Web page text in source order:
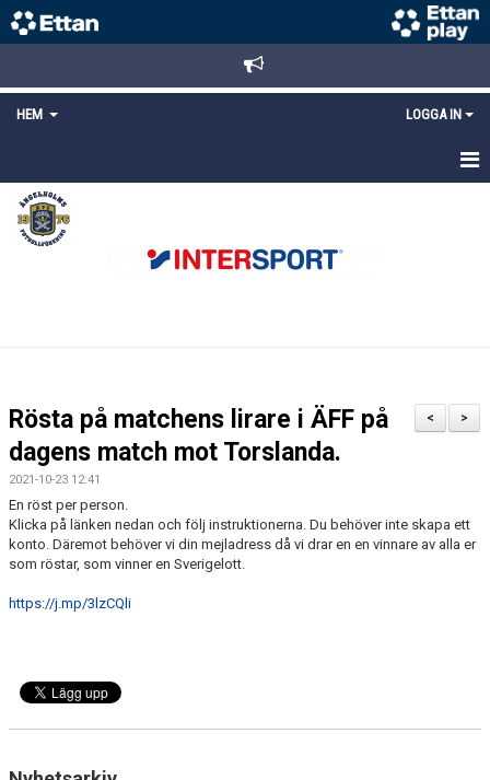
HEM LOGGA IN
STARTSIDA
NYHETER
LÄNKAR
MEDLEMS OCH TRÄNINGSAVGIFTER
>
<
Rösta på matchens lirare i ÄFF på
dagens match mot Torslanda.
2021-10-23 12:41
En röst per person.
Klicka på länken nedan och följ instruktionerna. Du behöver inte skapa ett
konto. Däremot behöver vi din mejladress då vi drar en en vinnare av alla er
som röstar, som vinner en Sverigelott.
https://j.mp/3lzCQli